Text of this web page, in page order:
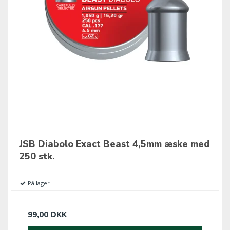
JSB Diabolo Exact Beast 4,5mm æske med
250 stk.
På lager
99,00 DKK